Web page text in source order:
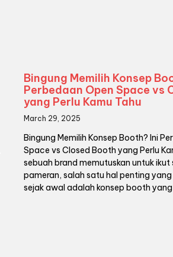
Bingung Memilih Konsep
Perbedaan Open Space vs
yang Perlu Kamu Tahu
March 29, 2025
Bingung Memilih Konsep Booth? Ini
Space vs Closed Booth yang Perlu
sebuah brand memutuskan untuk
pameran, salah satu hal penting
sejak awal adalah konsep booth